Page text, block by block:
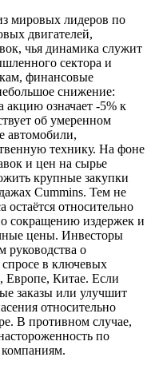
мировых лидеров по
двигателей,
чья динамика служит
сектора и
финансовые
снижение:
акцию означает -5% к
об умеренном
автомобили,
технику. На фоне
и цен на сырье
крупные закупки
Cummins. Тем не
остаётся относительно
сокращению издержек и
цены. Инвесторы
руководства о
спросе в ключевых
Европе, Китае. Если
заказы или улучшит
относительно
В противном случае,
по